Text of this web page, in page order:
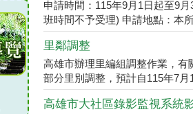
班時間不予受理) 申請地點：本
里鄰調整
高雄市辦理里編組調整作業，
部分里別調整，預計自115年7
高雄市大社區錄影監視系統